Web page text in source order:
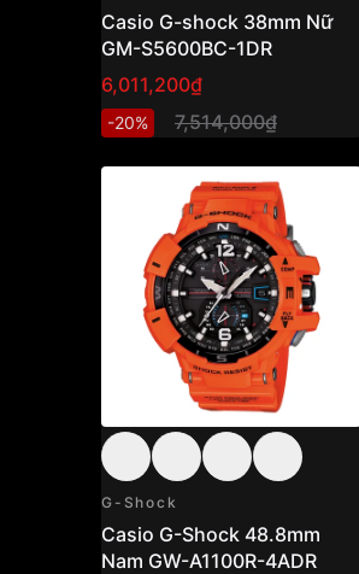
Casio G-shock 38mm Nữ
GM-S5600BC-1DR
6,011,200₫
-20% 7,514,000₫
G-Shock
Casio G-Shock 48.8mm
Nam GW-A1100R-4ADR